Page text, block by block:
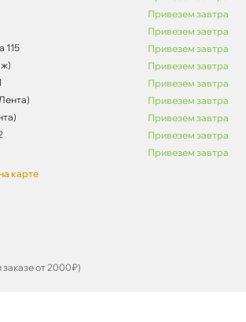
Привезем завтра
Привезем завтра
115
Привезем завтра
Привезем завтра
Привезем завтра
Привезем завтра
Привезем завтра
Привезем завтра
Привезем завтра
карте
от 2000₽)